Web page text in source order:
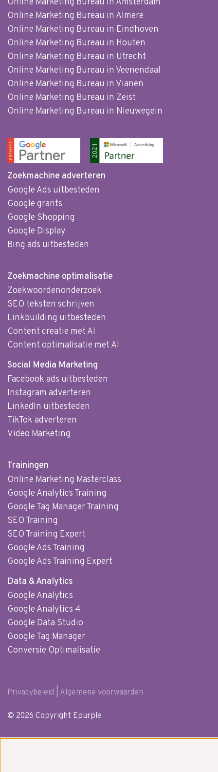
Online Marketing Bureau in Almere
Online Marketing Bureau in Eindhoven
Online Marketing Bureau in Houten
Online Marketing Bureau in Utrecht
Online Marketing Bureau in Veenendaal
Online Marketing Bureau in Vianen
Online Marketing Bureau in Zeist
Online Marketing Bureau in Nieuwegein
Zoekmachine adverteren
Google Ads uitbesteden
Google grants
Google Shopping
Google Display
Bing ads uitbesteden
Zoekmachine optimalisatie
Zoekwoordenonderzoek
SEO teksten schrijven
Linkbuilding uitbesteden
Content creatie met AI
Content optimalisatie met AI
Social Media Marketing
Facebook ads uitbesteden
Instagram adverteren
LinkedIn uitbesteden
TikTok adverteren
Video Marketing
Trainingen
Online Marketing Masterclass
Google Analytics Training
Google Tag Manager Training
SEO Training
SEO Training Expert
Google Ads Training
Google Ads Training Expert
Data & Analytics
Google Analytics
Google Analytics 4
Google Data Studio
Google Tag Manager
Conversie Optimalisatie
Privacybeleid Algemene voorwaarden
© 2026 Copyright Epurple